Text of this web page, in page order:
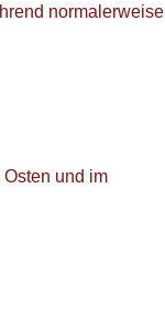
normalerweise
und im